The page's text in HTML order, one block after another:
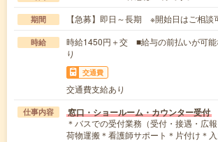
期間 【急募】即日～長期 ※開始日はご相談
時給
時給1450円＋交 ■給与の前払いが可能
り
交通費
交通費支給あり
仕事内容 窓口・ショールーム・カウンター受付
＊バスでの受付業務（受付・接遇・広
荷物運搬＊看護師サポート＊片付け＊